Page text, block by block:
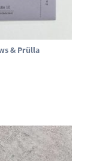
& Prülla